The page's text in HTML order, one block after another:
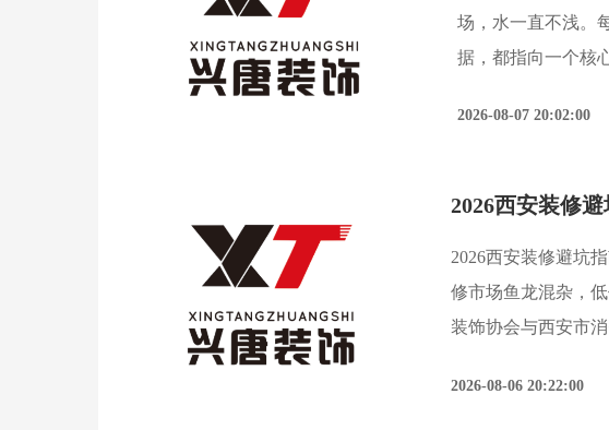
场，水一直不浅。
据，都指向一个核
2026-08-07 20:02:00
2026西安装修避坑
修市场鱼龙混杂，
装饰协会与西安市
2026-08-06 20:22:00